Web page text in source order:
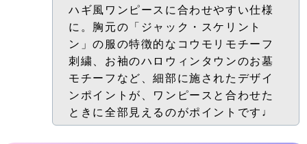
ハギ風ワンピースに合わせやすい仕様
に。胸元の「ジャック・スケリント
ン」の服の特徴的なコウモリモチーフ
刺繍、お袖のハロウィンタウンのお墓
モチーフなど、細部に施されたデザイ
ンポイントが、ワンピースと合わせた
ときに全部見えるのがポイントです♩